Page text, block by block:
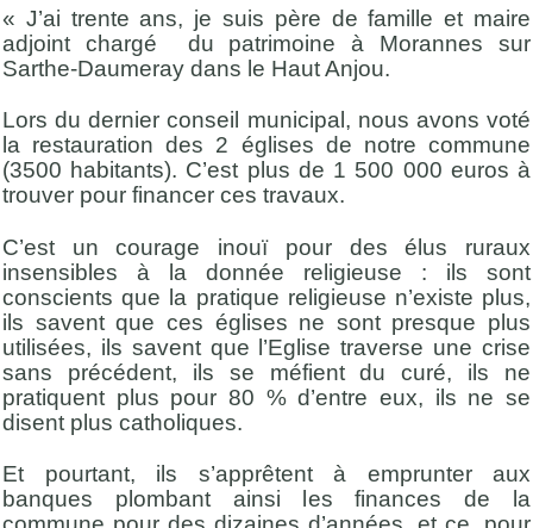
« J’ai trente ans, je suis père de famille et maire
adjoint chargé du patrimoine à Morannes sur
Sarthe-Daumeray dans le Haut Anjou.
Lors du dernier conseil municipal, nous avons voté
la restauration des 2 églises de notre commune
(3500 habitants). C’est plus de 1 500 000 euros à
trouver pour financer ces travaux.
C’est un courage inouï pour des élus ruraux
insensibles à la donnée religieuse : ils sont
conscients que la pratique religieuse n’existe plus,
ils savent que ces églises ne sont presque plus
utilisées, ils savent que l’Eglise traverse une crise
sans précédent, ils se méfient du curé, ils ne
pratiquent plus pour 80 % d’entre eux, ils ne se
disent plus catholiques.
Et pourtant, ils s’apprêtent à emprunter aux
banques plombant ainsi les finances de la